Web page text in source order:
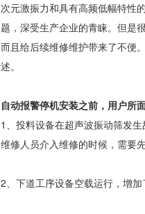
次元激振力和具有高频低幅特性
题，深受生产企业的青睐。但是
而且给后续维修维护带来了不便
述。
自动报警停机安装之前，用户所
1、投料设备在超声波振动筛发
维修人员介入维修的时候，需要
2、下道工序设备空载运行，增加